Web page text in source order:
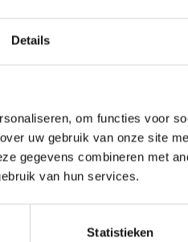
Details
om functies voor
uw gebruik van onze site
gegevens combineren met
van hun services.
Statistieken